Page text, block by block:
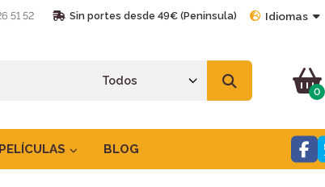
51 52 Sin portes desde 49€ (Peninsula) Idiomas
0
BLOG